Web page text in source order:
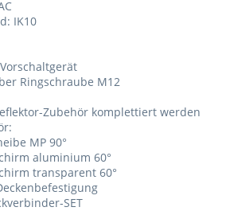
IK10
Ringschraube M12
Zubehör komplettiert werden
MP 90°
aluminium 60°
transparent 60°
SET